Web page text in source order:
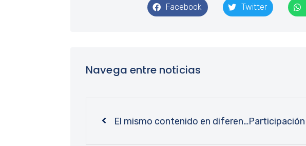
Facebook Twitter
Navega entre noticias
El mismo contenido en diferentes formatos: comunidad de Medicina UdeC se capacita en uso de Clinical Key